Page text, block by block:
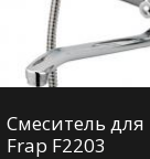
Смеситель
Frap F2203